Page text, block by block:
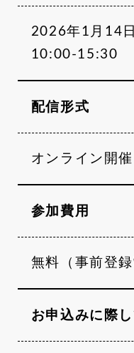
2026年1月14
10:00-15:30
配信形式
オンライン開催
参加費用
無料（事前登録
お申込みに際